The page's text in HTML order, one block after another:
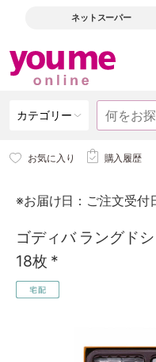
ネットスーパー
カテゴリー
お気に入り 購入履歴
※お届け日：ご注文受付
ゴディバ ラングド
18枚 *